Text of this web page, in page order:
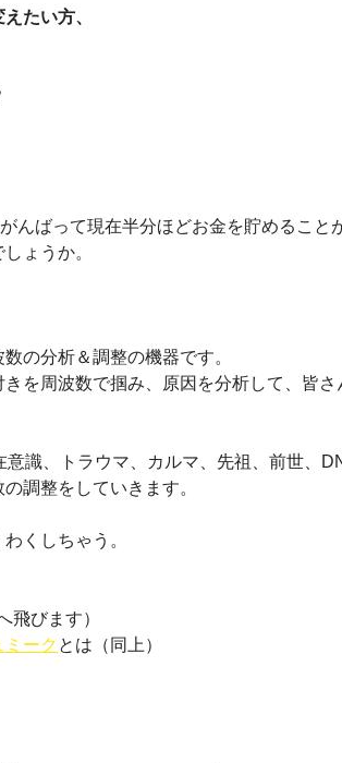
たい方、
んばって現在半分ほどお金を貯めること
ょうか。
の分析＆調整の機器です。
を周波数で掴み、原因を分析して、皆
識、トラウマ、カルマ、先祖、前世、
調整をしていきます。
くしちゃう。
飛びます）
ミーク とは（同上）